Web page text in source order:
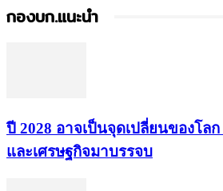
กองบก.แนะนำ
ปี 2028 อาจเป็นจุดเปลี่ยนของโลก
และเศรษฐกิจมาบรรจบ